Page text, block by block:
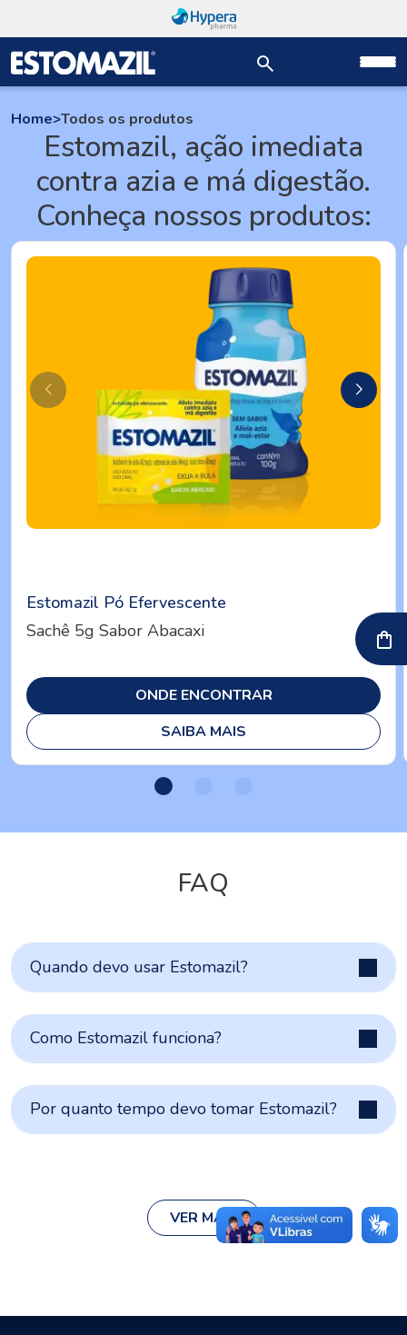
Home>Todos os produtos
Estomazil, ação imediata
contra azia e má digestão.
Conheça nossos produtos:
Estomazil Pó Efervescente
Sachê 5g Sabor Abacaxi
ONDE ENCONTRAR
SAIBA MAIS
FAQ
Quando devo usar Estomazil?
Como Estomazil funciona?
Por quanto tempo devo tomar Estomazil?
VER MAIS